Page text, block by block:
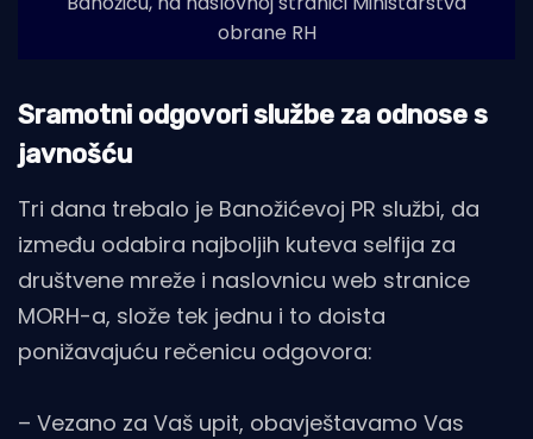
obrane RH
Sramotni odgovori službe za odnose s
javnošću
Tri dana trebalo je Banožićevoj PR službi, da
između odabira najboljih kuteva selfija za
društvene mreže i naslovnicu web stranice
MORH-a, slože tek jednu i to doista
ponižavajuću rečenicu odgovora:
– Vezano za Vaš upit, obavještavamo Vas